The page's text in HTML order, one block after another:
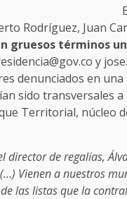
Rodríguez, Juan
gruesos términos
y
denunciados en
sido transversales
Territorial, núcleo
director de regalías,
Vienen a nuestros
las listas que la